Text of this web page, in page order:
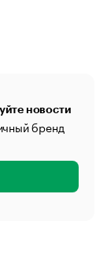
новости
бренд